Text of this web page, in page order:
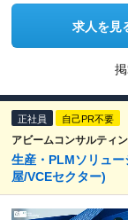
求人を見
正社員 自己PR不要
アビームコンサルティ
生産・PLMソリュ
屋/VCEセクター)